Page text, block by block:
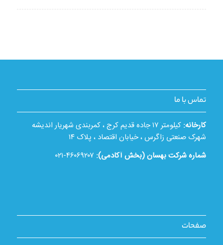
تماس با ما
کارخانه:
کیلومتر ۱۷ جاده قدیم کرج ، کمربندی شهریار اندیشه
شهرک صنعتی زاگرس ، خیابان اقتصاد ، پلاک ۱۴
شماره شرکت بهسان (بخش آکادمی): ۴۶۰۶۹۲۰۷-۰۲۱
صفحات